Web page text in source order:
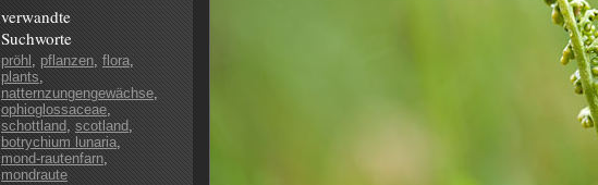
verwandte
Suchworte
pröhl , pflanzen, flora,
plants,
natternzungengewächse,
ophioglossaceae,
schottland, scotland ,
botrychium lunaria,
mond-rautenfarn,
mondraute